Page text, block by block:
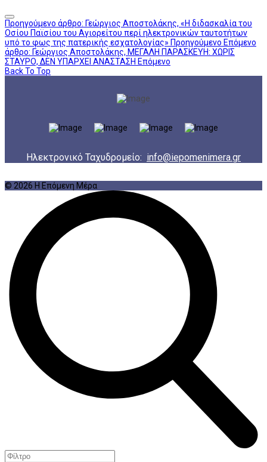
Προηγούμενο άρθρο: Γεώργιος Αποστολάκης, «Η διδασκαλία του
Οσίου Παϊσίου του Αγιορείτου περί ηλεκτρονικών ταυτοτήτων
υπό το φως της πατερικής εσχατολογίας» Προηγούμενο Επόμενο
άρθρο: Γεώργιος Αποστολάκης, ΜΕΓΑΛΗ ΠΑΡΑΣΚΕΥΗ: ΧΩΡΙΣ
ΣΤΑΥΡΟ, ΔΕΝ ΥΠΑΡΧΕΙ ΑΝΑΣΤΑΣΗ Επόμενο
Back To Top
Ηλεκτρονικό Ταχυδρομείο: info@iepomenimera.gr
© 2026 Η Επόμενη Μέρα